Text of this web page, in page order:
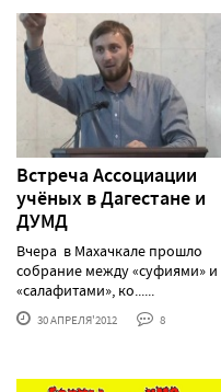
Встреча Ассоциации
учёных в Дагестане и
ДУМД
Вчера в Махачкале прошло
собрание между «суфиями» и
«салафитами», ко......
30 АПРЕЛЯ'2012 8